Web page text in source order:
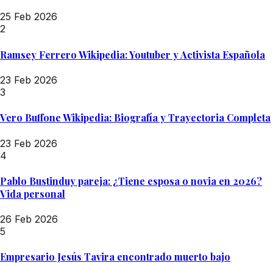
25 Feb 2026
2
Ramsey Ferrero Wikipedia: Youtuber y Activista Española
23 Feb 2026
3
Vero Buffone Wikipedia: Biografía y Trayectoria Completa
23 Feb 2026
4
Pablo Bustinduy pareja: ¿Tiene esposa o novia en 2026?
Vida personal
26 Feb 2026
5
Empresario Jesús Tavira encontrado muerto bajo